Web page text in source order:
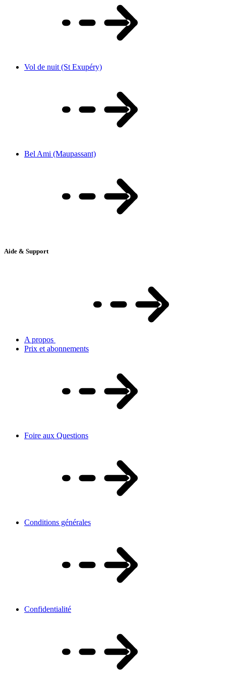
Vol de nuit (St Exupéry)
Bel Ami (Maupassant)
Aide & Support
A propos
Prix et abonnements
Foire aux Questions
Conditions générales
Confidentialité